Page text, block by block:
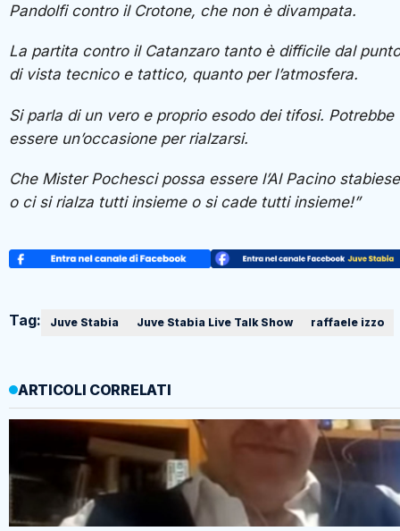
Pandolfi contro il Crotone, che non è divampata.
La partita contro il Catanzaro tanto è difficile dal punto
di vista tecnico e tattico, quanto per l’atmosfera.
Si parla di un vero e proprio esodo dei tifosi. Potrebbe
essere un’occasione per rialzarsi.
Che Mister Pochesci possa essere l’Al Pacino
o ci si rialza tutti insieme o si cade tutti insieme!”
Tag: Juve Stabia Juve Stabia Live Talk Show raffaele izzo
ARTICOLI CORRELATI